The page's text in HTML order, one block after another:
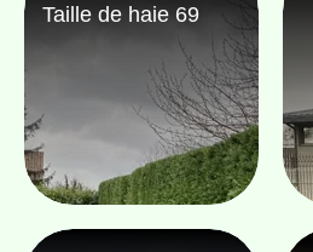
Taille de haie 69